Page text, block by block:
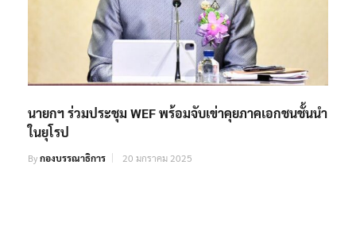
นายกฯ ร่วมประชุม WEF พร้อมจับเข่าคุยภาคเอกชนชั้นนำ
ในยุโรป
Byกองบรรณาธิการ 20 มกราคม 2025